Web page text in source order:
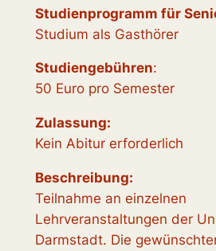
Studienprogramm für
Studium als Gasthörer
Studiengebühren:
50 Euro pro Semester
Zulassung:
Kein Abitur erforderlich
Beschreibung:
Teilnahme an einzelnen
Lehrveranstaltungen der
Darmstadt. Die